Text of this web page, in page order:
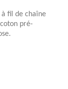
fil de chaîne
pré-